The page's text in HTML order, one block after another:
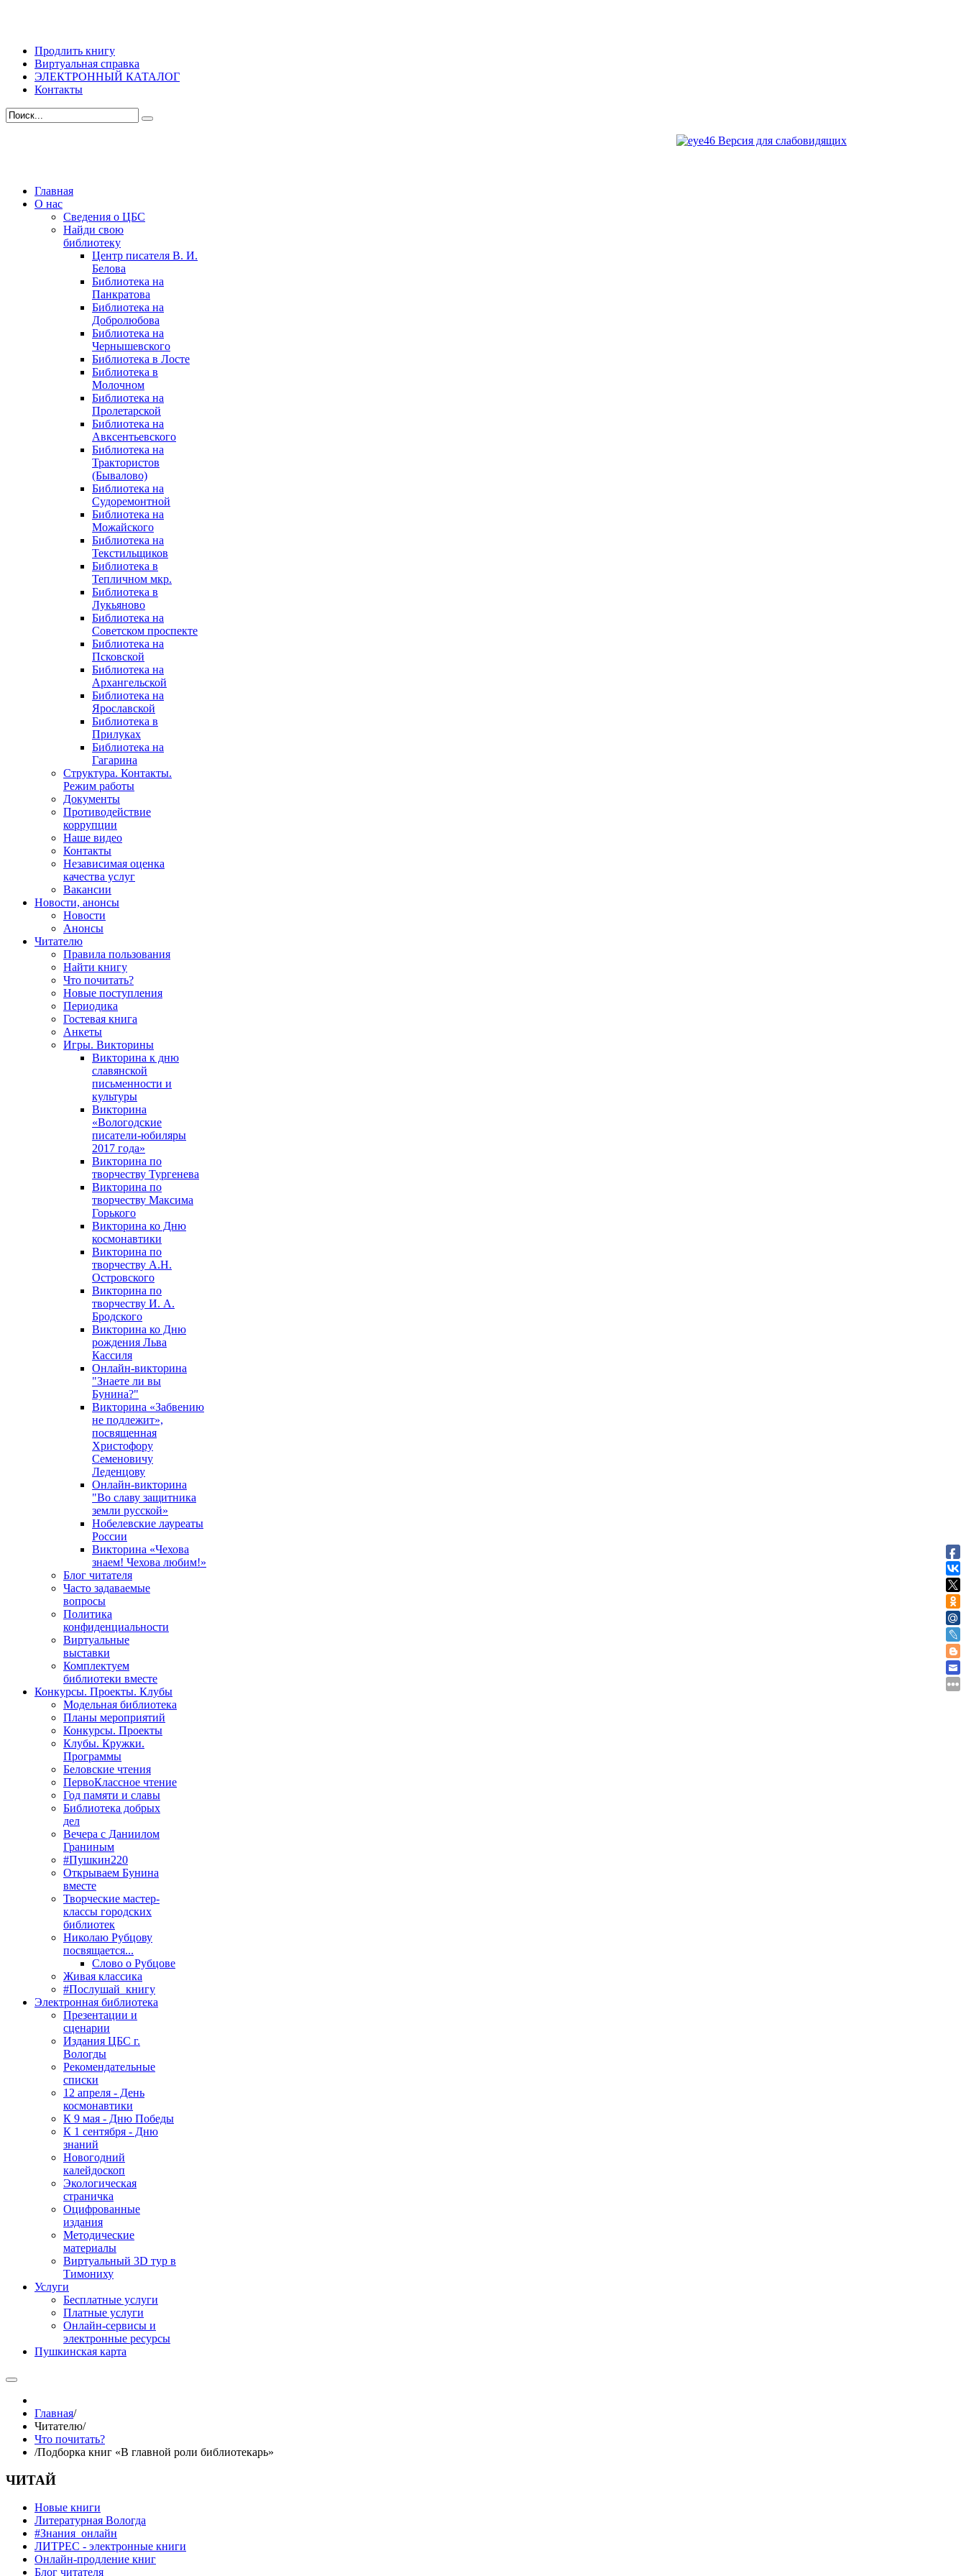
Продлить книгу
Виртуальная справка
ЭЛЕКТРОННЫЙ КАТАЛОГ
Контакты
Версия для слабовидящих
Главная
О нас
Сведения о ЦБС
Найди свою
библиотеку
Центр писателя В. И.
Белова
Библиотека на
Панкратова
Библиотека на
Добролюбова
Библиотека на
Чернышевского
Библиотека в Лосте
Библиотека в
Молочном
Библиотека на
Пролетарской
Библиотека на
Авксентьевского
Библиотека на
Трактористов
(Бывалово)
Библиотека на
Судоремонтной
Библиотека на
Можайского
Библиотека на
Текстильщиков
Библиотека в
Тепличном мкр.
Библиотека в
Лукьяново
Библиотека на
Советском проспекте
Библиотека на
Псковской
Библиотека на
Архангельской
Библиотека на
Ярославской
Библиотека в
Прилуках
Библиотека на
Гагарина
Структура. Контакты.
Режим работы
Документы
Противодействие
коррупции
Наше видео
Контакты
Независимая оценка
качества услуг
Вакансии
Новости, анонсы
Новости
Анонсы
Читателю
Правила пользования
Найти книгу
Что почитать?
Новые поступления
Периодика
Гостевая книга
Анкеты
Игры. Викторины
Викторина к дню
славянской
письменности и
культуры
Викторина
«Вологодские
писатели-юбиляры
2017 года»
Викторина по
творчеству Тургенева
Викторина по
творчеству Максима
Горького
Викторина ко Дню
космонавтики
Викторина по
творчеству А.Н.
Островского
Викторина по
творчеству И. А.
Бродского
Викторина ко Дню
рождения Льва
Кассиля
Онлайн-викторина
"Знаете ли вы
Бунина?"
Викторина «Забвению
не подлежит»,
посвященная
Христофору
Семеновичу
Леденцову
Онлайн-викторина
"Во славу защитника
земли русской»
Нобелевские лауреаты
России
Викторина «Чехова
знаем! Чехова любим!»
Блог читателя
Часто задаваемые
вопросы
Политика
конфиденциальности
Виртуальные
выставки
Комплектуем
библиотеки вместе
Конкурсы. Проекты. Клубы
Модельная библиотека
Планы мероприятий
Конкурсы. Проекты
Клубы. Кружки.
Программы
Беловские чтения
ПервоКлассное чтение
Год памяти и славы
Библиотека добрых
дел
Вечера с Даниилом
Граниным
#Пушкин220
Открываем Бунина
вместе
Творческие мастер-
классы городских
библиотек
Николаю Рубцову
посвящается...
Слово о Рубцове
Живая классика
#Послушай_книгу
Электронная библиотека
Презентации и
сценарии
Издания ЦБС г.
Вологды
Рекомендательные
списки
12 апреля - День
космонавтики
К 9 мая - Дню Победы
К 1 сентября - Дню
знаний
Новогодний
калейдоскоп
Экологическая
страничка
Оцифрованные
издания
Методические
материалы
Виртуальный 3D тур в
Тимониху
Услуги
Бесплатные услуги
Платные услуги
Онлайн-сервисы и
электронные ресурсы
Пушкинская карта
Главная/
Читателю/
Что почитать?
/Подборка книг «В главной роли библиотекарь»
ЧИТАЙ
Новые книги
Литературная Вологда
#Знания_онлайн
ЛИТРЕС - электронные книги
Онлайн-продление книг
Блог читателя